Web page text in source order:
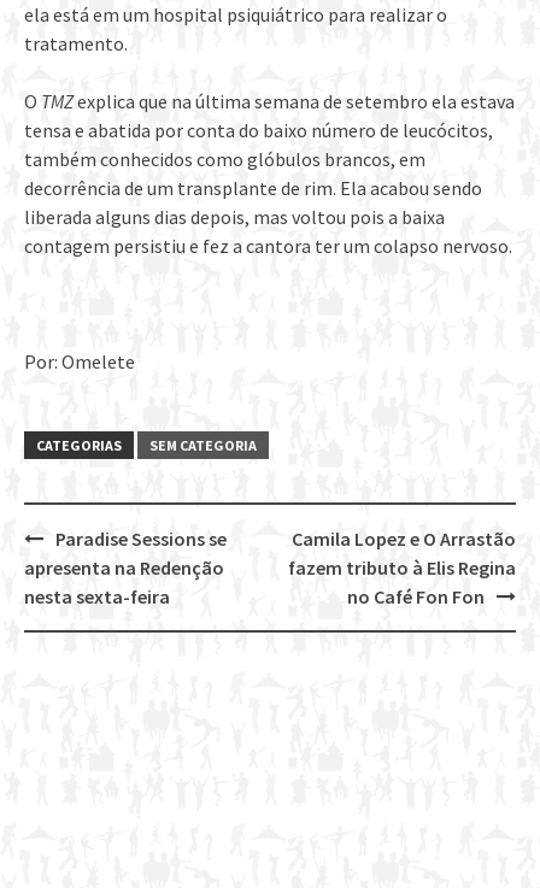
ela está em um hospital psiquiátrico para realizar o
tratamento.
O TMZexplica que na última semana de setembro ela estava
tensa e abatida por conta do baixo número de leucócitos,
também conhecidos como glóbulos brancos, em
decorrência de um transplante de rim. Ela acabou sendo
liberada alguns dias depois, mas voltou pois a baixa
contagem persistiu e fez a cantora ter um colapso nervoso.
Por: Omelete
CATEGORIAS SEM CATEGORIA
Post
navigation
Camila Lopez e O Arrastão
fazem tributo à Elis Regina
no Café Fon Fon
Paradise Sessions se
apresenta na Redenção
nesta sexta-feira